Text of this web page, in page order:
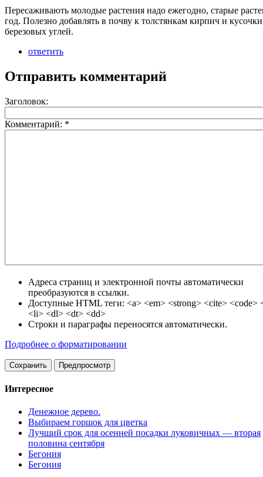
Пересаживають молодые растения надо ежегодно, старые
год. Полезно добавлять в почву к толстянкам кирпич и кусочки
березовых углей.
ответить
Отправить комментарий
Заголовок:
Комментарий: *
Адреса страниц и электронной почты автоматически
преобразуются в ссылки.
Доступные HTML теги: <a> <em> <strong> <cite> <code>
<li> <dl> <dt> <dd>
Строки и параграфы переносятся автоматически.
Подробнее о форматировании
Интересное
Денежное дерево.
Выбираем горшок для цветка
Лучший срок для осенней посадки луковичных — вторая
половина сен­тября
Бегония
Бегония